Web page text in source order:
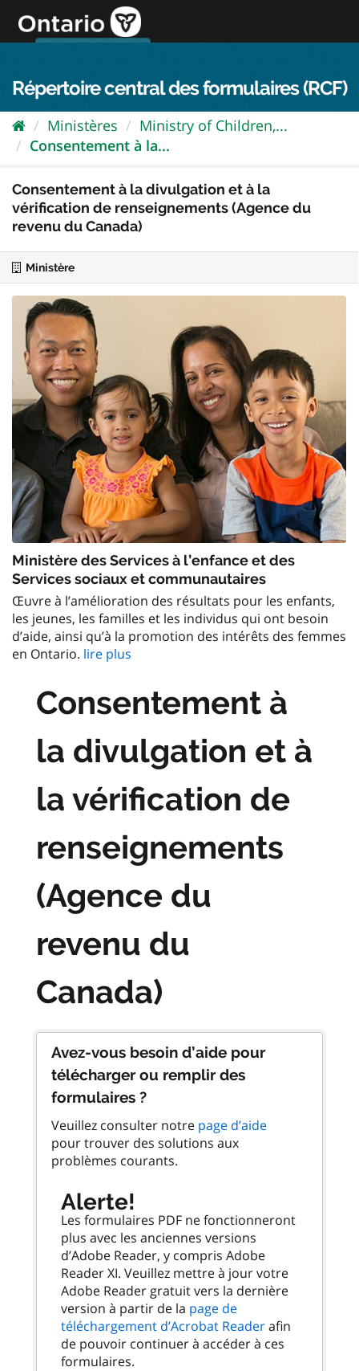
directement
au
Répertoire central des formulaires (RCF)
Ministères
Ministry of Children,...
Consentement à la...
Consentement à la divulgation et à la
vérification de renseignements (Agence du
revenu du Canada)
Ministère
Ministère des Services à l’enfance et des
Services sociaux et communautaires
Œuvre à l’amélioration des résultats pour les enfants,
les jeunes, les familles et les individus qui ont besoin
d’aide, ainsi qu’à la promotion des intérêts des femmes
en Ontario. lire plus
Consentement à
la divulgation et à
la vérification de
renseignements
(Agence du
revenu du
Canada)
Avez-vous besoin d’aide pour
télécharger ou remplir des
formulaires ?
Veuillez consulter notre page d’aide
pour trouver des solutions aux
problèmes courants.
Alerte!
Les formulaires PDF ne fonctionneront
plus avec les anciennes versions
d’Adobe Reader, y compris Adobe
Reader XI. Veuillez mettre à jour votre
Adobe Reader gratuit vers la dernière
version à partir de la page de
téléchargement d’Acrobat Readerafin
de pouvoir continuer à accéder à ces
formulaires.